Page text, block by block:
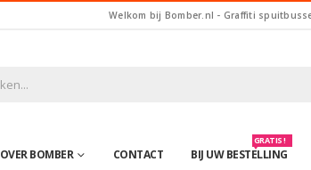
Welkom bij Bomber.nl - Graffiti
OVER BOMBER CONTACT BIJ UW BESTELLING
GRATIS !